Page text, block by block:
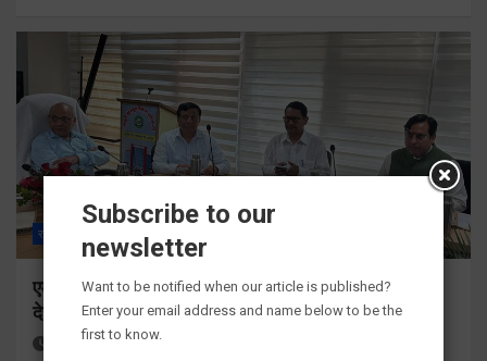
राज्य
एमडीडीए बोर्ड बैठक में 25 विकास प्रस्तावों को मिली मंजूरी,
देहरादून-मसूरी के नियोजित विकास को मिलेगी रफ्तार
12 hours ago
Subscribe to our
newsletter
Want to be notified when our article is published?
Enter your email address and name below to be the
first to know.